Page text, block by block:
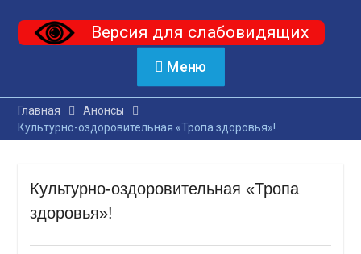
Версия для слабовидящих
Меню
Главная
Анонсы
Культурно-оздоровительная «Тропа здоровья»!
Культурно-оздоровительная «Тропа
здоровья»!